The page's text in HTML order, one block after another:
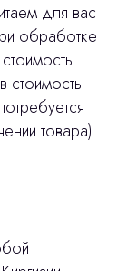
для вас
обработке
стоимость
товара).